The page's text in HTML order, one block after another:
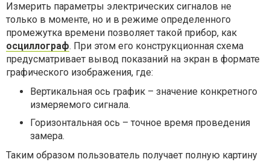
Измерить параметры электрических сигналов не
только в моменте, но и в режиме определенного
промежутка времени позволяет такой прибор, как
осциллограф. При этом его конструкционная схема
предусматривает вывод показаний на экран в формате
графического изображения, где:
Вертикальная ось график – значение конкретного
измеряемого сигнала.
Горизонтальная ось – точное время проведения
замера.
Таким образом пользователь получает полную картину